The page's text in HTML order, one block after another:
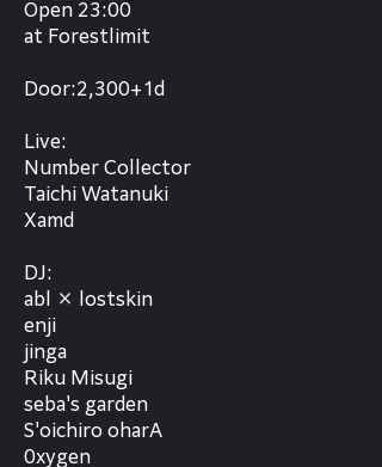
Open 23:00
at Forestlimit
Door:2,300+1d
Live:
Number Collector
Taichi Watanuki
Xamd
DJ:
abl × lostskin
enji
jinga
Riku Misugi
seba's garden
S'oichiro oharA
0xygen